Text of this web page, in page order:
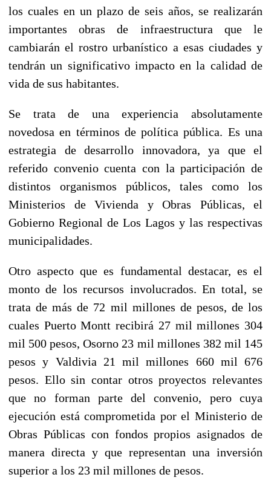
los cuales en un plazo de seis años, se realizarán
importantes obras de infraestructura que le
cambiarán el rostro urbanístico a esas ciudades y
tendrán un significativo impacto en la calidad de
vida de sus habitantes.
Se trata de una experiencia absolutamente
novedosa en términos de política pública. Es una
estrategia de desarrollo innovadora, ya que el
referido convenio cuenta con la participación de
distintos organismos públicos, tales como los
Ministerios de Vivienda y Obras Públicas, el
Gobierno Regional de Los Lagos y las respectivas
municipalidades.
Otro aspecto que es fundamental destacar, es el
monto de los recursos involucrados. En total, se
trata de más de 72 mil millones de pesos, de los
cuales Puerto Montt recibirá 27 mil millones 304
mil 500 pesos, Osorno 23 mil millones 382 mil 145
pesos y Valdivia 21 mil millones 660 mil 676
pesos. Ello sin contar otros proyectos relevantes
que no forman parte del convenio, pero cuya
ejecución está comprometida por el Ministerio de
Obras Públicas con fondos propios asignados de
manera directa y que representan una inversión
superior a los 23 mil millones de pesos.